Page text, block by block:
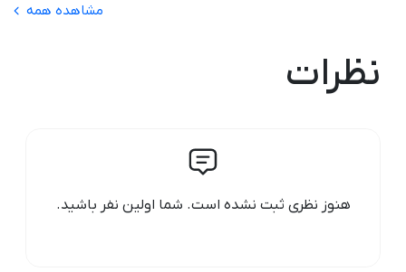
مشاهده همه
نظرات
هنوز نظری ثبت نشده است. شما اولین نفر باشید.